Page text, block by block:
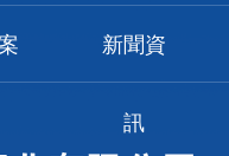
新聞資
訊